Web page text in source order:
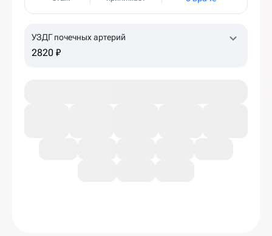
УЗДГ почечных артерий
2820 ₽